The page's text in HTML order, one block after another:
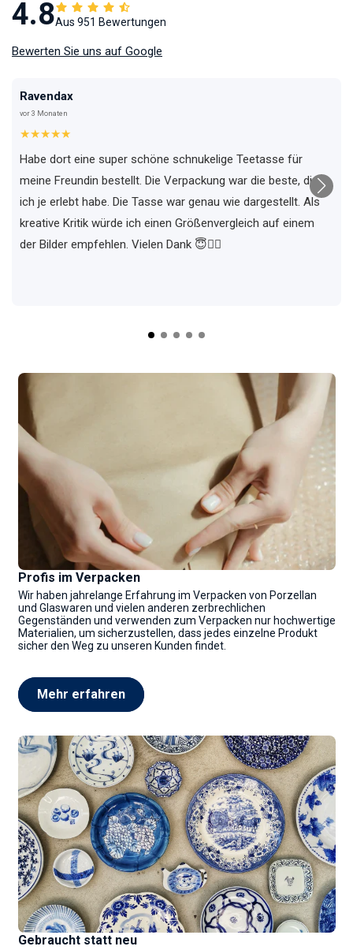
4.8Aus 951 Bewertungen
Bewerten Sie uns auf Google
Ravendax
vor 3 Monaten
★★★★★
Habe dort eine super schöne schnukelige Teetasse für
meine Freundin bestellt. Die Verpackung war die beste, die
ich je erlebt habe. Die Tasse war genau wie dargestellt. Als
kreative Kritik würde ich einen Größenvergleich auf einem
der Bilder empfehlen. Vielen Dank 😇✌🏼
Profis im Verpacken
Wir haben jahrelange Erfahrung im Verpacken von Porzellan
und Glaswaren und vielen anderen zerbrechlichen
Gegenständen und verwenden zum Verpacken nur hochwertige
Materialien, um sicherzustellen, dass jedes einzelne Produkt
sicher den Weg zu unseren Kunden findet.
Mehr erfahren
Gebraucht statt neu